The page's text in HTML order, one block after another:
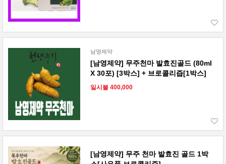
남영제약
[남영제약] 무주천마 발효진골드 (80ml
X 30포) [3박스] + 브로콜리즙[1박스]
일시불 400,000
[남영제약] 무주 천마 발효진 골드 1박